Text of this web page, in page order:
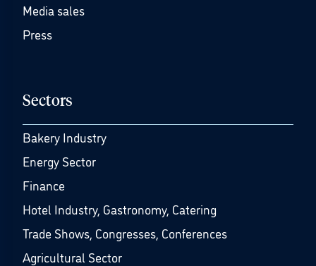
Media sales
Press
Sectors
Bakery Industry
Energy Sector
Finance
Hotel Industry, Gastronomy, Catering
Trade Shows, Congresses, Conferences
Agricultural Sector